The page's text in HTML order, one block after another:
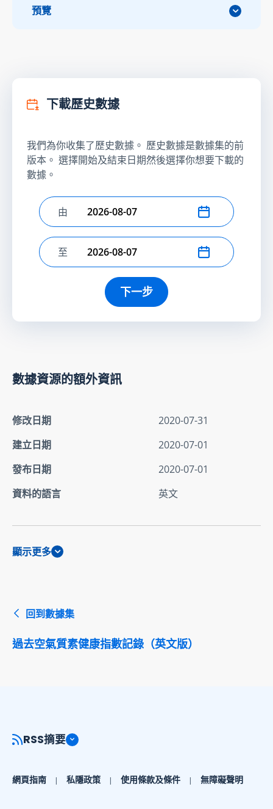
預覽
下載歷史數據
我們為你收集了歷史數據。 歷史數據是數據集的前
版本。 選擇開始及結束日期然後選擇你想要下載的
數據。
選擇開始日期
由
選擇結束日期
至
下一步
數據資源的額外資訊
修改日期
2020-07-31
建立日期
2020-07-01
發布日期
2020-07-01
資料的語言
英文
顯示更多
回到數據集
過去空氣質素健康指數記錄（英文版）
RSS摘要
網頁指南 私隱政策 使用條款及條件 無障礙聲明